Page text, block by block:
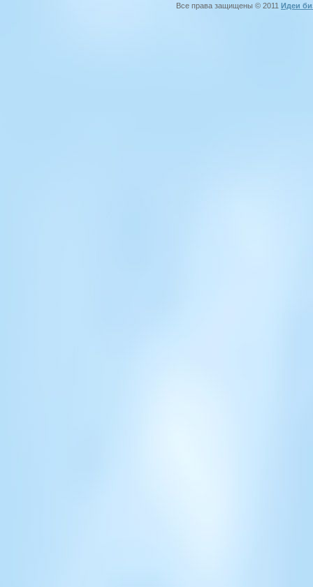
Все права защищены © 2011 Идеи